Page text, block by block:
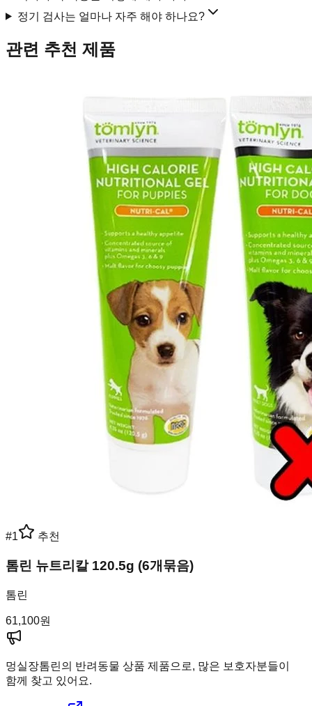
정기 검사는 얼마나 자주 해야 하나요?
관련 추천 제품
#1 추천
톰린 뉴트리칼 120.5g (6개묶음)
톰린
61,100원
멍실장톰린의 반려동물 상품 제품으로, 많은 보호자분들이
함께 찾고 있어요.